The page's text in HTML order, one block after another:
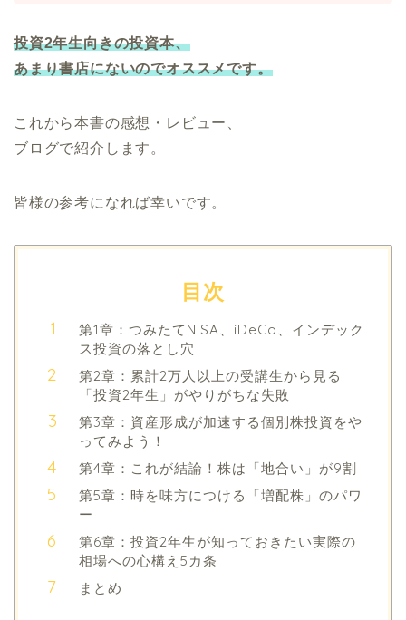
投資2年生向きの投資本、
あまり書店にないのでオススメです。
これから本書の感想・レビュー、
ブログで紹介します。
皆様の参考になれば幸いです。
目次
第1章：つみたてNISA、iDeCo、インデック
ス投資の落とし穴
第2章：累計2万人以上の受講生から見る
「投資2年生」がやりがちな失敗
第3章：資産形成が加速する個別株投資をや
ってみよう！
第4章：これが結論！株は「地合い」が9割
第5章：時を味方につける「増配株」のパワ
ー
第6章：投資2年生が知っておきたい実際の
相場への心構え5カ条
まとめ